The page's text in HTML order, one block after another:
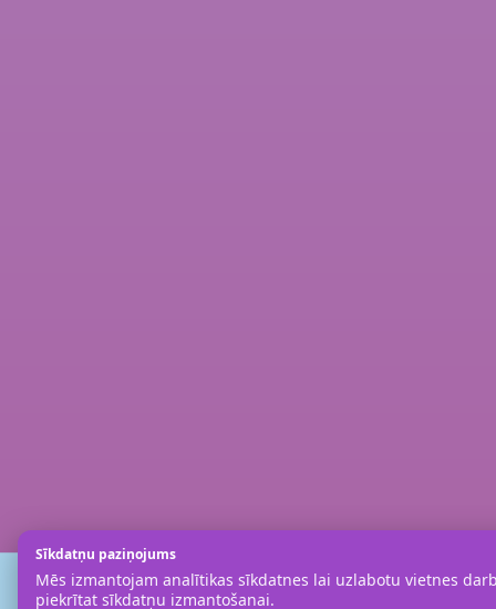
Sīkdatņu paziņojums
Mēs izmantojam analītikas sīkdatnes lai uzlabotu vietnes
piekrītat sīkdatņu izmantošanai.